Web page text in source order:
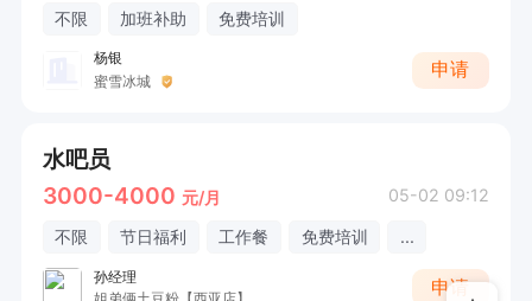
不限 加班补助 免费培训
杨银
蜜雪冰城
申请
水吧员
3000-4000 元/月 05-02 09:12
不限 节日福利 工作餐 免费培训 ...
孙经理
申请